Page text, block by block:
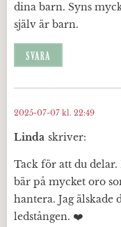
dina barn. Syns
själv är barn.
SVARA
Linda skriver:
2025-07-07 kl. 22:49
Tack för att du
bär på mycket oro
hantera. Jag
ledstången. ❤️